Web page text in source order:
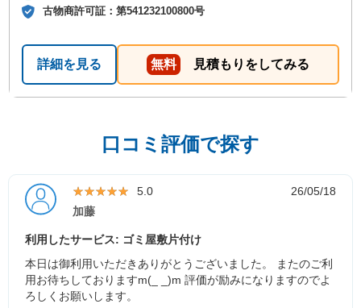
古物商許可証：第541232100800号
詳細を見る 無料 見積もりをしてみる
口コミ評価で探す
★★★★★
★★★★★ 5.0
26/05/18
加藤
利用したサービス: ゴミ屋敷片付け
本日は御利用いただきありがとうございました。 またのご利
用お待ちしておりますm(_ _)m 評価が励みになりますのでよ
ろしくお願いします。